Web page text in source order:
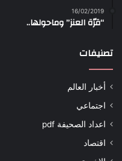
16/02/2019
“قرّة العنز” وماحولها..
تصنيفات
أخبار العالم
اجتماعي
اعداد الصحيفة pdf
اقتصاد